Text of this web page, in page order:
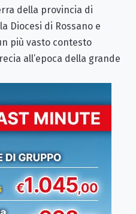
della provincia di
Diocesi di Rossano e
più vasto contesto
all’epoca della grande